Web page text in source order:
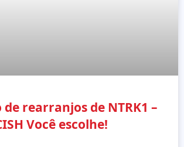
de rearranjos de NTRK1 –
Você escolhe!